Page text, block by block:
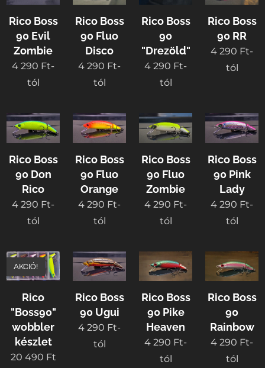
Rico Boss
90 Evil
Zombie
4 290 Ft-
tól
Rico Boss
90 Fluo
Disco
4 290 Ft-
tól
Rico Boss
90
"Drezöld"
4 290 Ft-
tól
Rico Boss
90 RR
4 290 Ft-
tól
Rico Boss
90 Don
Rico
4 290 Ft-
tól
Rico Boss
90 Fluo
Orange
4 290 Ft-
tól
Rico Boss
90 Fluo
Zombie
4 290 Ft-
tól
Rico Boss
90 Pink
Lady
4 290 Ft-
tól
Rico
"Boss90"
wobbler
készlet
AKCIÓ!
20 490 Ft
Rico Boss
90 Ugui
4 290 Ft-
tól
Rico Boss
90 Pike
Heaven
4 290 Ft-
tól
Rico Boss
90
Rainbow
4 290 Ft-
tól